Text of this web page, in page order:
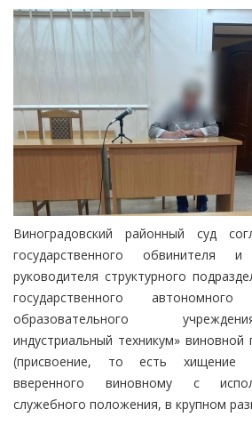
Виноградовский районный суд
государственного обвинителя
руководителя структурного
государственного автономного
образовательного
индустриальный техникум»
(присвоение, то есть хищение
вверенного виновному с
служебного положения, в крупном